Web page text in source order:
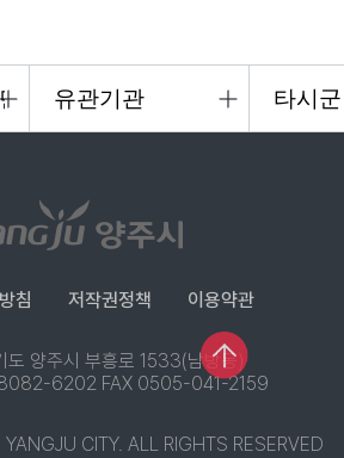
침 저작권정책 이용약관
도 양주시 부흥로 1533(남방동)
6202 FAX 0505-041-2159
CITY. ALL RIGHTS RESERVED